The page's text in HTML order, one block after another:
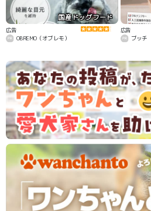
国産ドッグフード
広告
OBREMO（オブレモ）
広告
ブッチ